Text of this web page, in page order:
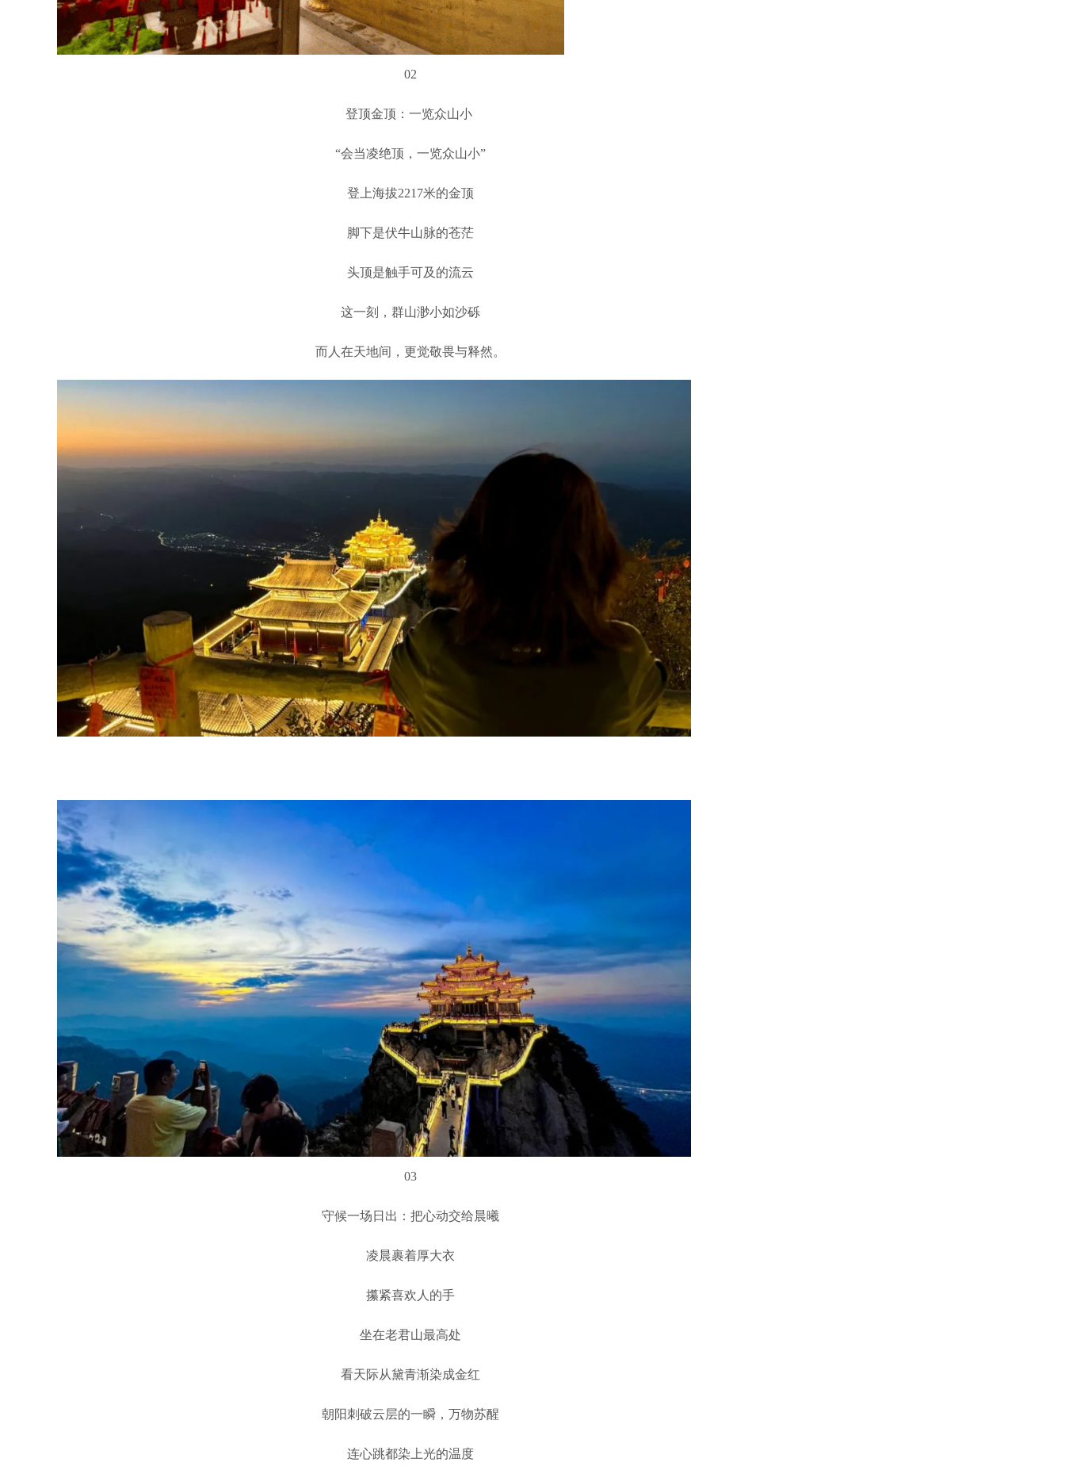
02
登顶金顶：一览众山小
“会当凌绝顶，一览众山小”
登上海拔2217米的金顶
脚下是伏牛山脉的苍茫
头顶是触手可及的流云
这一刻，群山渺小如沙砾
而人在天地间，更觉敬畏与释然。
03
守候一场日出：把心动交给晨曦
凌晨裹着厚大衣
攥紧喜欢人的手
坐在老君山最高处
看天际从黛青渐染成金红
朝阳刺破云层的一瞬，万物苏醒
连心跳都染上光的温度